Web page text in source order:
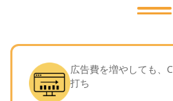
広告費を増やしても、
打ち